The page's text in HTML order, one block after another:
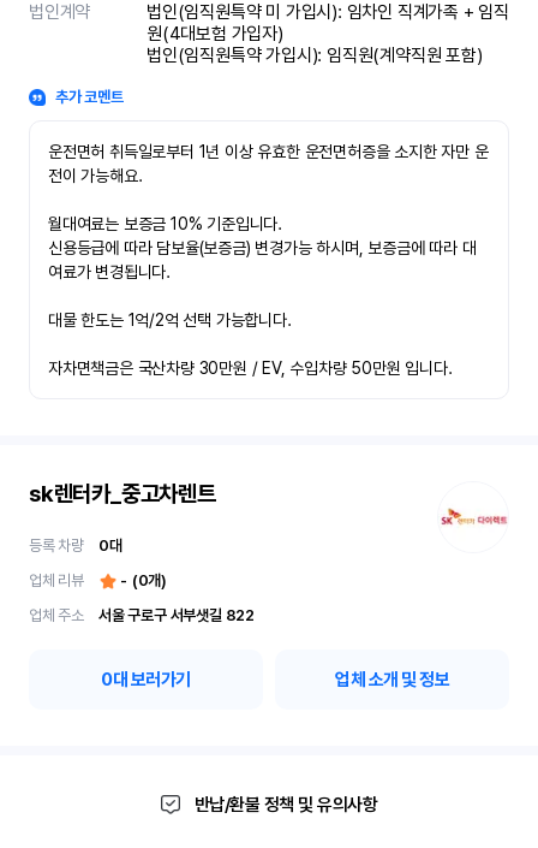
법인계약
법인(임직원특약 미 가입시): 임차인 직계가족 + 임직
원(4대보험 가입자)
법인(임직원특약 가입시): 임직원(계약직원 포함)
추가 코멘트
운전면허 취득일로부터 1년 이상 유효한 운전면허증을 소지한 자만 운
전이 가능해요.
월대여료는 보증금 10% 기준입니다.
신용등급에 따라 담보율(보증금) 변경가능 하시며, 보증금에 따라 대
여료가 변경됩니다.
대물 한도는 1억/2억 선택 가능합니다.
자차면책금은 국산차량 30만원 / EV, 수입차량 50만원 입니다.
sk렌터카_중고차렌트
등록 차량 0대
업체 리뷰
- (0개)
업체 주소
서울 구로구 서부샛길 822
0대 보러가기 업체 소개 및 정보
반납/환불 정책 및 유의사항